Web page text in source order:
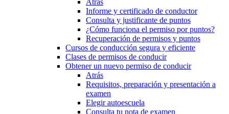
Atrás
Informe y certificado de conductor
Consulta y justificante de puntos
¿Cómo funciona el permiso por puntos?
Recuperación de permisos y puntos
Cursos de conducción segura y eficiente
Clases de permisos de conducir
Obtener un nuevo permiso de conducir
Atrás
Requisitos, preparación y presentación a
examen
Elegir autoescuela
Consulta tu nota de examen